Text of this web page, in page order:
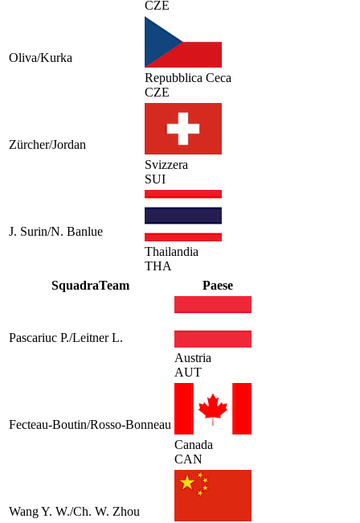
CZE
Oliva/Kurka
Repubblica Ceca
CZE
Zürcher/Jordan
Svizzera
SUI
J. Surin/N. Banlue
Thailandia
THA
SquadraTeam Paese
Pascariuc P./Leitner L.
Austria
AUT
Fecteau-Boutin/Rosso-Bonneau
Canada
CAN
Wang Y. W./Ch. W. Zhou